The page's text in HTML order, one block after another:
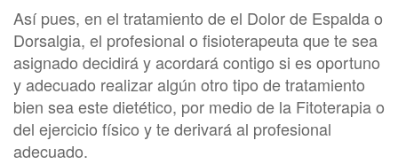
Así pues, en el tratamiento de el Dolor de Espalda o
Dorsalgia, el profesional o fisioterapeuta que te sea
asignado decidirá y acordará contigo si es oportuno
y adecuado realizar algún otro tipo de tratamiento
bien sea este dietético, por medio de la Fitoterapia o
del ejercicio físico y te derivará al profesional
adecuado.